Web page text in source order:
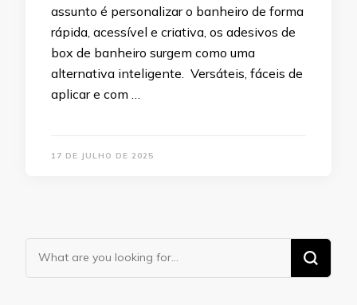
assunto é personalizar o banheiro de forma
rápida, acessível e criativa, os adesivos de
box de banheiro surgem como uma
alternativa inteligente. Versáteis, fáceis de
aplicar e com …
17 DE JULHO DE 2025
Looking
for